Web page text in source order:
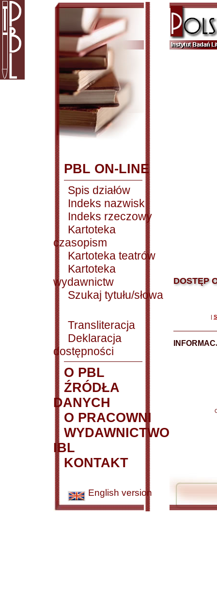
PBL ON-LINE
Spis działów
Indeks nazwisk
Indeks rzeczowy
Kartoteka
czasopism
Kartoteka teatrów
Kartoteka
wydawnictw
Szukaj tytułu/słowa
Transliteracja
Deklaracja
dostępności
O PBL
ŹRÓDŁA
DANYCH
O PRACOWNI
WYDAWNICTWO
IBL
KONTAKT
English version
DOSTĘP
|